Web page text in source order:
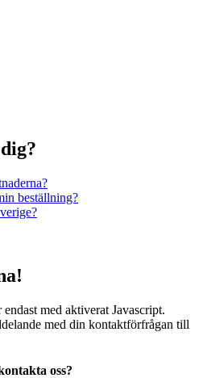
beställning?
med aktiverat Javascript.
med din kontaktförfrågan till
oss?